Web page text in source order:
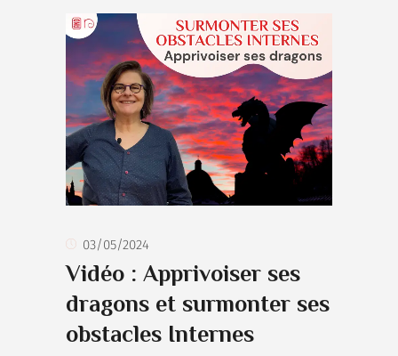
03/05/2024
Vidéo : Apprivoiser ses
dragons et surmonter ses
obstacles Internes